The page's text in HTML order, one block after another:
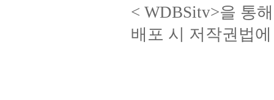
< WDBSitv>을 통
배포 시 저작권법